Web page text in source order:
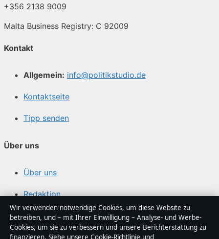
+356 2138 9009
Malta Business Registry: C 92009
Kontakt
Allgemein: info@politikstudio.de
Kontaktseite
Tipp senden
Über uns
Über uns
Redaktion
Unsere Geschichte
Quellen & Standards
Wir verwenden notwendige Cookies, um diese Website zu
betreiben, und – mit Ihrer Einwilligung – Analyse- und Werbe-
Cookies, um sie zu verbessern und unsere Berichterstattung zu
finanzieren. Siehe unsere Cookie-Richtlinie und